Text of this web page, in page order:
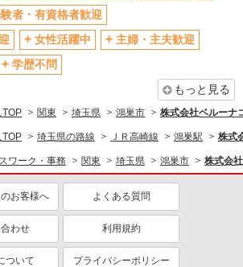
社会保険あり
社員登用あり
探す
データ入力・オペレーター
す
ミドル（40代～）活躍中
上場企業・上場企業のグループ会
交通費支給
者・有資格者歓迎
女性活躍中
主婦・主夫歓迎
学歴不問
もっと見る
TOP 関東 埼玉県 鴻巣市 株式会社ベルーナ
TOP 埼玉県の路線 ＪＲ高崎線 鴻巣駅 株式
ワーク・事務 関東 埼玉県 鴻巣市 株式会
お客様へ よくある質問
わせ 利用規約
ついて プライバシーポリシー